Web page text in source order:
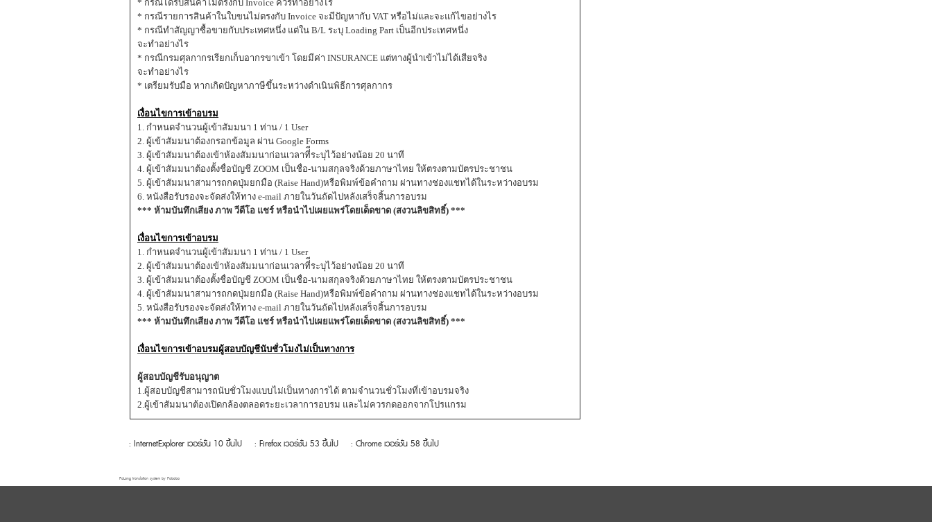
* กรณีได้รับสินค้าไม่ตรงกับ Invoice ควรทำอย่างไร
* กรณีรายการสินค้าในใบขนไม่ตรงกับ Invoice จะมีปัญหากับ VAT หรือไม่และจะแก้ไขอย่างไร
* กรณีทำสัญญาซื้อขายกับประเทศหนึ่ง แต่ใน B/L ระบุ Loading Part เป็นอีกประเทศหนึ่ง
จะทำอย่างไร
* กรณีกรมศุลกากรเรียกเก็บอากรขาเข้า โดยมีค่า INSURANCE แต่ทางผู้นำเข้าไม่ได้เสียจริง
จะทำอย่างไร
* เตรียมรับมือ หากเกิดปัญหาภาษีขึ้นระหว่างดำเนินพิธีการศุลกากร
เงื่อนไขการเข้าอบรม
1. กำหนดจำนวนผู้เข้าสัมมนา 1 ท่าน / 1 User
2. ผู้เข้าสัมมนาต้องกรอกข้อมูล ผ่าน Google Forms
3. ผู้เข้าสัมมนาต้องเข้าห้องสัมมนาก่อนเวลาที่ีระบุไว้อย่างน้อย 20 นาที
4. ผู้เข้าสัมมนาต้องตั้งชื่อบัญชี ZOOM เป็นชื่อ-นามสกุลจริงด้วยภาษาไทย ให้ตรงตามบัตรประชาชน
5. ผู้เข้าสัมมนาสามารถกดปุ่มยกมือ (Raise Hand)หรือพิมพ์ข้อคำถาม ผ่านทางช่องแชทได้ในระหว่างอบรม
6. หนังสือรับรองจะจัดส่งให้ทาง e-mail ภายในวันถัดไปหลังเสร็จสิ้นการอบรม
*** ห้ามบันทึกเสียง ภาพ วีดีโอ แชร์ หรือนำไปเผยแพร่โดยเด็ดขาด (สงวนลิขสิทธิ์) ***
เงื่อนไขการเข้าอบรม
1. กำหนดจำนวนผู้เข้าสัมมนา 1 ท่าน / 1 User
2. ผู้เข้าสัมมนาต้องเข้าห้องสัมมนาก่อนเวลาที่ีระบุไว้อย่างน้อย 20 นาที
3. ผู้เข้าสัมมนาต้องตั้งชื่อบัญชี ZOOM เป็นชื่อ-นามสกุลจริงด้วยภาษาไทย ให้ตรงตามบัตรประชาชน
4. ผู้เข้าสัมมนาสามารถกดปุ่มยกมือ (Raise Hand)หรือพิมพ์ข้อคำถาม ผ่านทางช่องแชทได้ในระหว่างอบรม
5. หนังสือรับรองจะจัดส่งให้ทาง e-mail ภายในวันถัดไปหลังเสร็จสิ้นการอบรม
*** ห้ามบันทึกเสียง ภาพ วีดีโอ แชร์ หรือนำไปเผยแพร่โดยเด็ดขาด (สงวนลิขสิทธิ์) ***
เงื่อนไขการเข้าอบรมผู้สอบบัญชีนับชั่วโมงไม่เป็นทางการ
ผู้สอบบัญชีรับอนุญาต
1.ผู้สอบบัญชีสามารถนับชั่วโมงแบบไม่เป็นทางการได้ ตามจำนวนชั่วโมงที่เข้าอบรมจริง
2.ผู้เข้าสัมมนาต้องเปิดกล้องตลอดระยะเวลาการอบรม และไม่ควรกดออกจากโปรแกรม
: InternetExplorer เวอร์ชั่น 10 ขึ้นไป : Firefox เวอร์ชั่น 53 ขึ้นไป : Chrome เวอร์ชั่น 58 ขึ้นไป
FaLang translation system by Faboba